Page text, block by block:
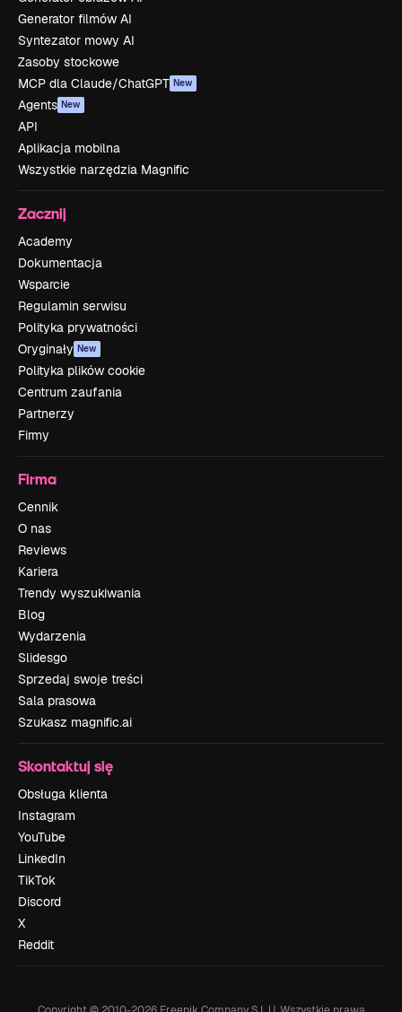
Generator filmów AI
Syntezator mowy AI
Zasoby stockowe
MCP dla Claude/ChatGPT New
Agents New
API
Aplikacja mobilna
Wszystkie narzędzia Magnific
Zacznij
Academy
Dokumentacja
Wsparcie
Regulamin serwisu
Polityka prywatności
Oryginały New
Polityka plików cookie
Centrum zaufania
Partnerzy
Firmy
Firma
Cennik
O nas
Reviews
Kariera
Trendy wyszukiwania
Blog
Wydarzenia
Slidesgo
Sprzedaj swoje treści
Sala prasowa
Szukasz magnific.ai
Skontaktuj się
Obsługa klienta
Instagram
YouTube
LinkedIn
TikTok
Discord
X
Reddit